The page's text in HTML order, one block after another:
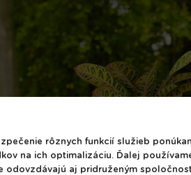
rôznych funkcií služieb
na ich optimalizáciu. Ďalej
odovzdávajú aj pridruženým